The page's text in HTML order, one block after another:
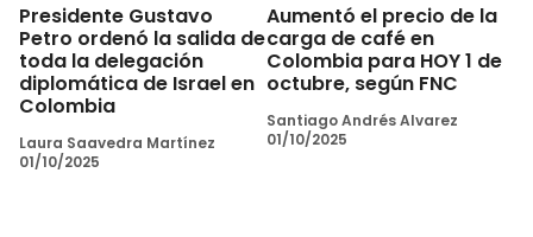
Presidente Gustavo
Petro ordenó la salida de
toda la delegación
diplomática de Israel en
Colombia
Laura Saavedra Martínez
01/10/2025
Aumentó el precio de la
carga de café en
Colombia para HOY 1 de
octubre, según FNC
Santiago Andrés Alvarez
01/10/2025